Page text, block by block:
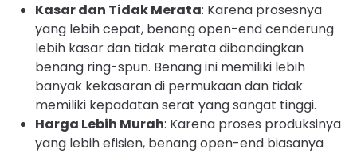
Kasar dan Tidak Merata: Karena prosesnya
yang lebih cepat, benang open-end cenderung
lebih kasar dan tidak merata dibandingkan
benang ring-spun. Benang ini memiliki lebih
banyak kekasaran di permukaan dan tidak
memiliki kepadatan serat yang sangat tinggi.
Harga Lebih Murah: Karena proses produksinya
yang lebih efisien, benang open-end biasanya